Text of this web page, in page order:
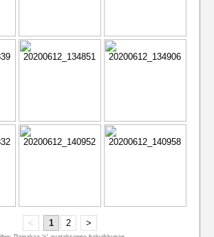
< 1 2 >